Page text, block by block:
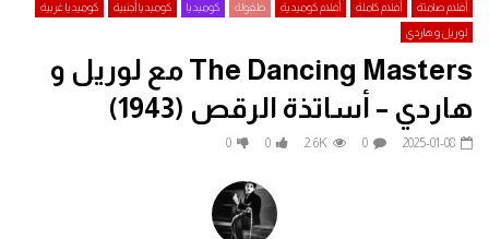
Laughing) لوريل (Laurel) و هاردي (Hardy )
أفلام صامتة أفلام كاملة أفلام كوميدية طفولة كوميديا كوميديا ​​أجنبية كوميديا غربية
لوريل و هاردي
The Dancing Masters مع لوريل و
هاردي – أساتذة الرقص (1943)
2025-01-08
0
2.6K
0
0